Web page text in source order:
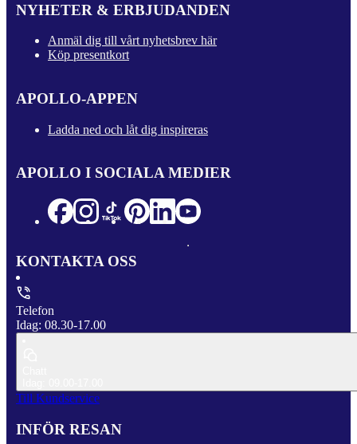
NYHETER & ERBJUDANDEN
Anmäl dig till vårt nyhetsbrev här
Köp presentkort
APOLLO-APPEN
Ladda ned och låt dig inspireras
APOLLO I SOCIALA MEDIER
KONTAKTA OSS
Telefon
Idag: 08.30-17.00
Till Kundservice
INFÖR RESAN